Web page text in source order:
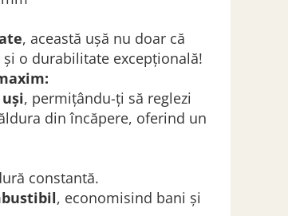
, această ușă nu doar că
o durabilitate excepțională!
, permițându-ți să reglezi
din încăpere, oferind un
constantă.
, economisind bani și